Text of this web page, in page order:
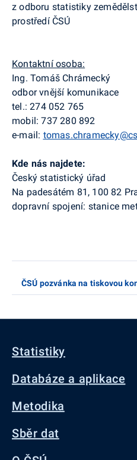
z odboru statistiky
prostředí ČSÚ
Kontaktní osoba:
Ing. Tomáš Chrámecký
odbor vnější komunikace
tel.: 274 052 765
mobil: 737 280 892
e-mail:
Kde nás najdete:
Český statistický úřad
Na padesátém 81, 100 82
dopravní spojení: stanice
ČSÚ pozvánka na tiskovou
Statistiky
Databáze a aplikace
Metodika
Sběr dat